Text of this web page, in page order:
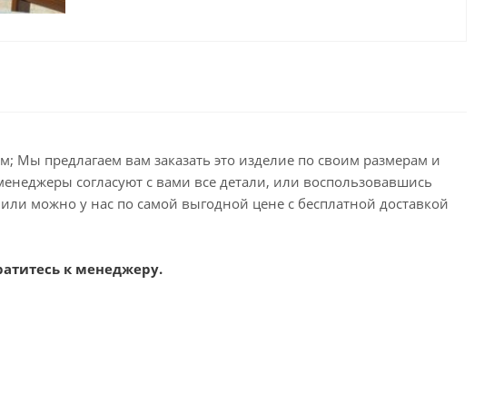
предлагаем вам заказать это изделие по своим размерам и
согласуют с вами все детали, или воспользовавшись
можно у нас по самой выгодной цене с бесплатной доставкой
к менеджеру.